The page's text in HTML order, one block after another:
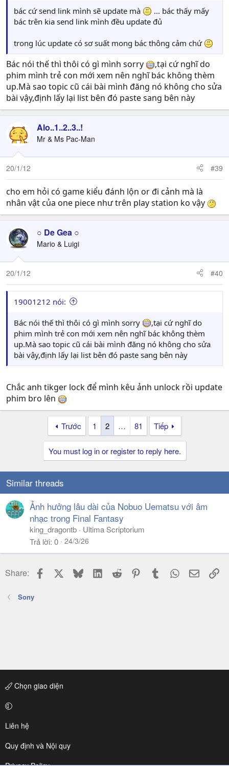
bác cứ send link mình sẽ update mà
... bác thấy mấy
bác trên kia send link mình đều update đủ
trong lúc update có sơ suất mong bác thông cảm chứ
Bác nói thế thì thôi có gì mình sorry
,tại cứ nghĩ do
phim mình trẻ con mới xem nên nghĩ bác không thèm
up.Mà sao topic cũ cái bài mình đăng nó không cho sửa
bài vậy,định lấy lại list bên đó paste sang bên này
Alo..1..2..3..!
Mr & Ms Pac-Man
20/1/12 #39
cho em hỏi có game kiểu đánh lộn or đi cảnh mà là
nhân vật của one piece như trên play station ko vậy
○ De Gea ○
Mario & Luigi
20/1/12 #40
19001212 nói:
Bác nói thế thì thôi có gì mình sorry
,tại cứ nghĩ do
phim mình trẻ con mới xem nên nghĩ bác không thèm
up.Mà sao topic cũ cái bài mình đăng nó không cho sửa
bài vậy,định lấy lại list bên đó paste sang bên này
Chắc anh tikger lock để mình kêu ảnh unlock rồi update
phim bro lên
Trước 1 2 … 81 Tiếp
You must log in or register to reply here.
Similar threads
Ảnh hưởng lâu dài của Nobuo Uematsu với âm
nhạc trong Final Fantasy
king_dragontb
Ultima Scriptorium
Trả lời 0 24/3/26
Share: Facebook BlueskyLinkedIn
Reddit PinterestTumblr WhatsApp
Email
Sony
Chọn giao diện
Liên hệ
Quy định và Nội quy